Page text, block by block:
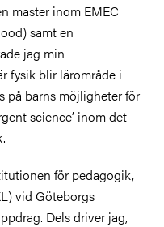
master inom EMEC
samt en
jag min
fysik blir lärområde i
på barns möjligheter för
science’ inom det
för pedagogik,
vid Göteborgs
Dels driver jag,